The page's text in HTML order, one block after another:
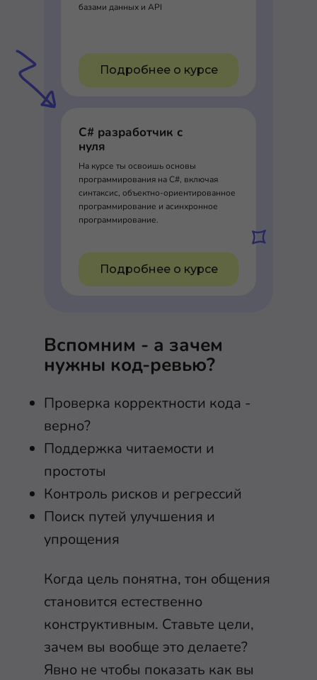
базами данных и API
Подробнее о курсе
C# разработчик с
нуля
На курсе ты освоишь основы
программирования на C#, включая
синтаксис, объектно-ориентированное
программирование и асинхронное
программирование.
Подробнее о курсе
Вспомним - а зачем
нужны код-ревью?
Проверка корректности кода -
верно?
Поддержка читаемости и
простоты
Контроль рисков и регрессий
Поиск путей улучшения и
упрощения
Когда цель понятна, тон общения
становится естественно
конструктивным. Ставьте цели,
зачем вы вообще это делаете?
Явно не чтобы показать как вы